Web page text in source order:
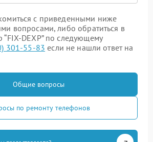
с приведенными ниже
вопросами, либо обратиться в
DEXP” по следующему
301-55-83 если не нашли ответ на
Общие вопросы
по ремонту телефонов